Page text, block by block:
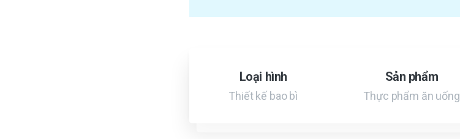
Loại hình
Thiết kế bao bì
Sản phẩm
Thực phẩm ăn uống